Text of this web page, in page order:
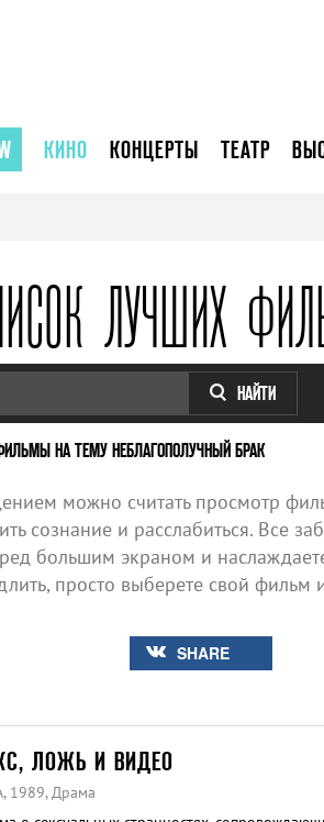
КИНО КОНЦЕРТЫ ТЕАТР
ЛУЧШИХ
НАЙТИ
НА ТЕМУ НЕБЛАГОПОЛУЧНЫЙ БРАК
можно считать просмотр
сознание и расслабиться. Все
большим экраном и
просто выберете свой фильм
SHARE
ЛОЖЬ И ВИДЕО
1989, Драма